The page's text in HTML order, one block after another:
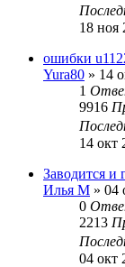
18 ноя
ошибки
Yura80 » 14
1
9916
14 окт
Заводится и
Илья М » 04
0
2213
04 окт